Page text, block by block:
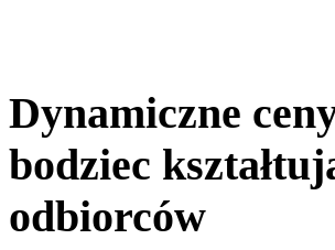
Dynamiczne
bodziec
odbiorców